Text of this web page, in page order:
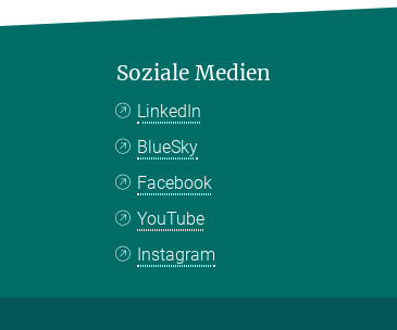
Soziale Medien
LinkedIn
BlueSky
Facebook
YouTube
Instagram